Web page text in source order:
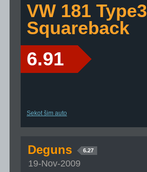
VW 181 Type3
Squareback
6.91
Sekot šim auto
Deguns 6.27
19-Nov-2009